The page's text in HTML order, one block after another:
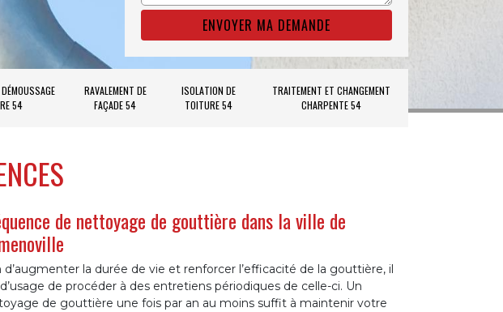
54
RAVALEMENT DE
FAÇADE 54
ISOLATION DE
TOITURE 54
TRAITEMENT ET CHANGEMENT
CHARPENTE 54
de nettoyage de gouttière dans la ville de
d’augmenter la durée de vie et renforcer l’efficacité de la gouttière, il
de procéder à des entretiens périodiques de celle-ci. Un
de gouttière une fois par an au moins suffit à maintenir votre